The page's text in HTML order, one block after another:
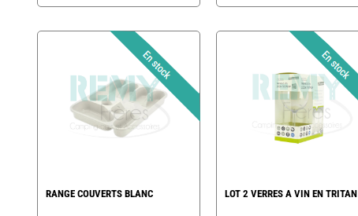
RANGE COUVERTS BLANC LOT 2 VERRES A VIN EN TRITAN